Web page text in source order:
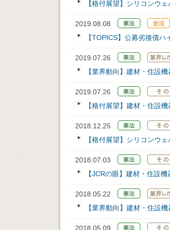
【格付展望】シリコンウェ
2019.08.08
【TOPICS】公募劣後債
2019.07.26
【業界動向】建材・住設
2019.07.26
【格付展望】建材・住設機
2018.12.25
【格付展望】シリコンウェ
2018.07.03
【JCRの眼】建材・住設
2018.05.22
【業界動向】建材・住設
2018.05.09